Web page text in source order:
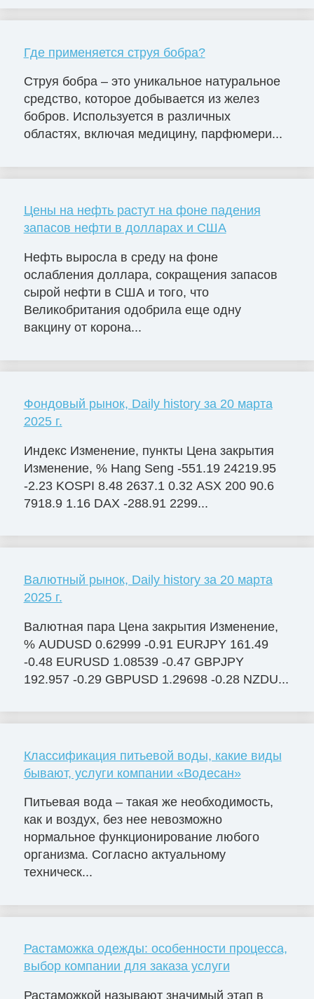
Где применяется струя бобра?
Струя бобра – это уникальное натуральное
средство, которое добывается из желез
бобров. Используется в различных
областях, включая медицину, парфюмери...
Цены на нефть растут на фоне падения
запасов нефти в долларах и США
Нефть выросла в среду на фоне
ослабления доллара, сокращения запасов
сырой нефти в США и того, что
Великобритания одобрила еще одну
вакцину от корона...
Фондовый рынок, Daily history за 20 марта
2025 г.
Индекс Изменение, пункты Цена закрытия
Изменение, % Hang Seng -551.19 24219.95
-2.23 KOSPI 8.48 2637.1 0.32 ASX 200 90.6
7918.9 1.16 DAX -288.91 2299...
Валютный рынок, Daily history за 20 марта
2025 г.
Валютная пара Цена закрытия Изменение,
% AUDUSD 0.62999 -0.91 EURJPY 161.49
-0.48 EURUSD 1.08539 -0.47 GBPJPY
192.957 -0.29 GBPUSD 1.29698 -0.28 NZDU...
Классификация питьевой воды, какие виды
бывают, услуги компании «Водесан»
Питьевая вода – такая же необходимость,
как и воздух, без нее невозможно
нормальное функционирование любого
организма. Согласно актуальному
техническ...
Растаможка одежды: особенности процесса,
выбор компании для заказа услуги
Растаможкой называют значимый этап в